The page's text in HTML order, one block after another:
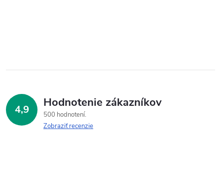
4,9 Hodnotenie zákazníkov
500 hodnotení
Zobraziť recenzie